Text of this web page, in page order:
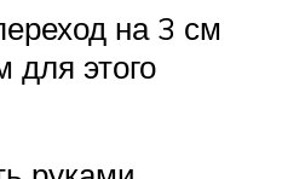
на 3 см
для этого